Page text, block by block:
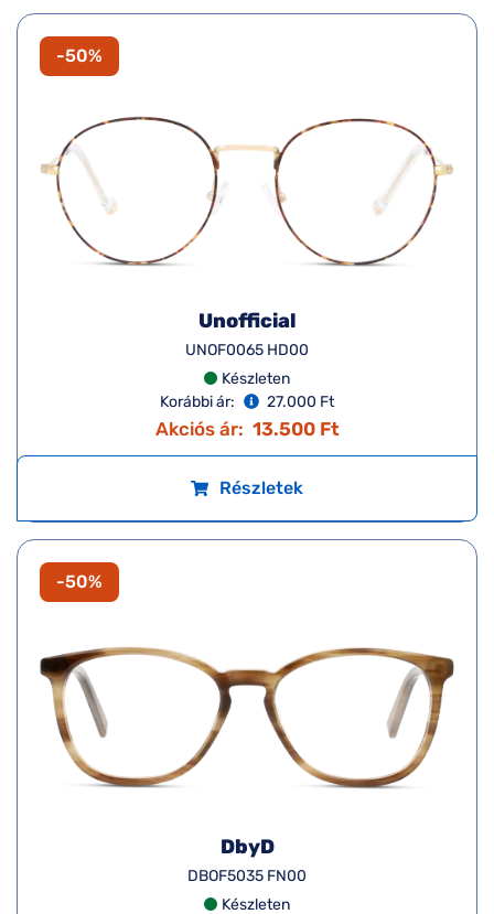
-50%
Unofficial
UNOF0065 HD00
Készleten
Korábbi ár:
27.000 Ft
Akciós ár: 13.500 Ft
Részletek
-50%
DbyD
DBOF5035 FN00
Készleten